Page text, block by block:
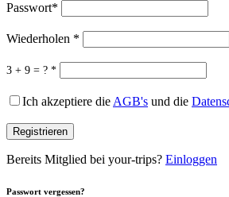
Passwort*
Wiederholen *
3 + 9 = ? *
Ich akzeptiere die AGB's und die
Registrieren
Bereits Mitglied bei your-trips? Einloggen
Passwort vergessen?